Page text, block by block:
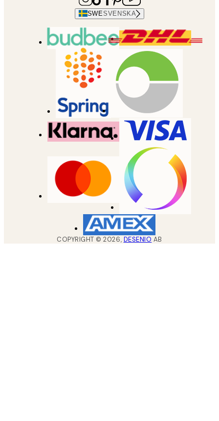
SWESVENSKA
COPYRIGHT ©2026, DESENIO AB